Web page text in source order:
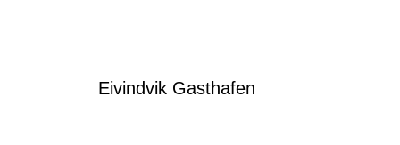
Eivindvik Gasthafen